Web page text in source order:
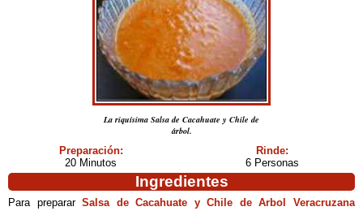
La riquísima Salsa de Cacahuate y Chile de
árbol.
Preparación:
20 Minutos
Rinde:
6 Personas
Ingredientes
Para prepararSalsa de Cacahuate y Chile de Arbol Veracruzana